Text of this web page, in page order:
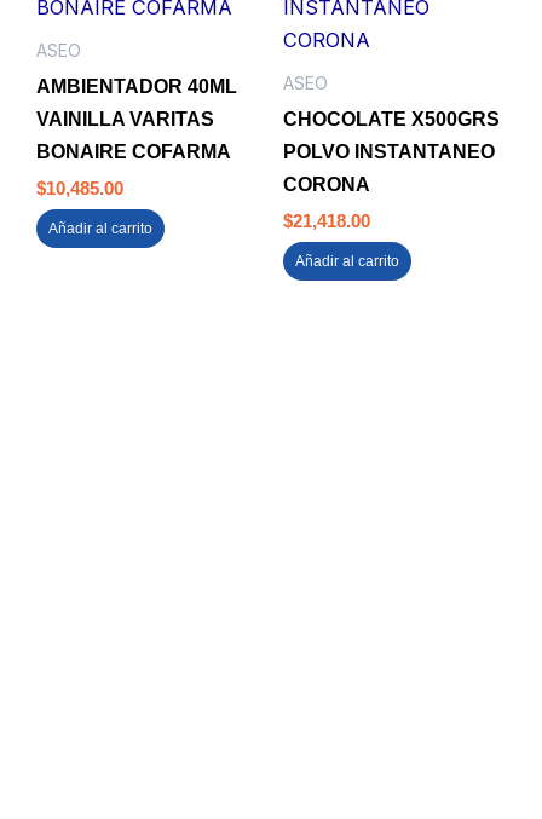
ASEO
AMBIENTADOR 40ML
VAINILLA VARITAS
BONAIRE COFARMA
$10,485.00
Añadir al carrito
ASEO
CHOCOLATE X500GRS
POLVO INSTANTANEO
CORONA
$21,418.00
Añadir al carrito